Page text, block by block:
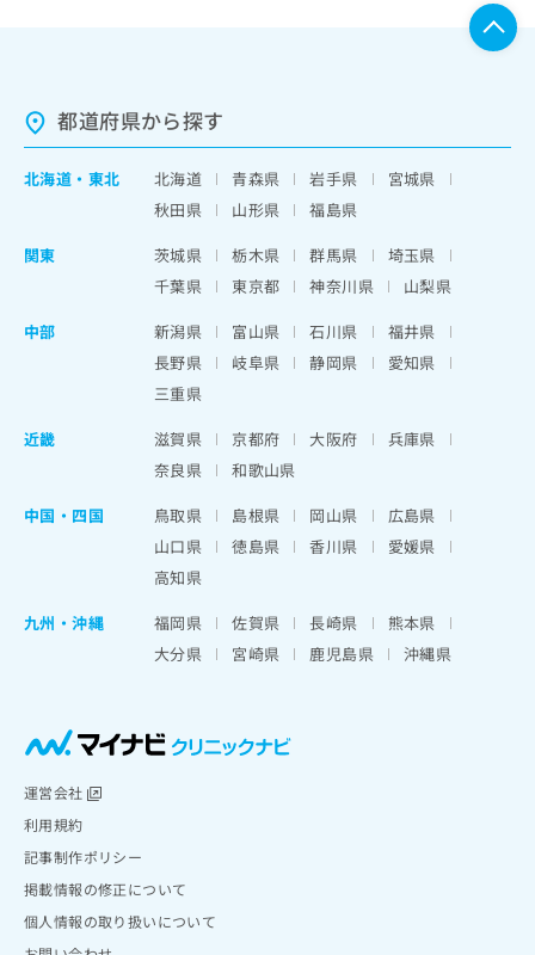
都道府県から探す
北海道 ・ 東北 北海道 青森県 岩手県
宮城県
秋田県
山形県
福島県
関東
茨城県 栃木県 群馬県
埼玉県
千葉県
東京都 神奈川県
山梨県
中部
新潟県 富山県 石川県
福井県
長野県
岐阜県 静岡県
愛知県
三重県
近畿
滋賀県 京都府 大阪府
兵庫県
奈良県
和歌山県
中国・四国
鳥取県 島根県 岡山県
広島県
山口県
徳島県 香川県
愛媛県
高知県
九州・沖縄
福岡県 佐賀県 長崎県
熊本県
大分県
宮崎県 鹿児島県 沖縄県
運営会社
利用規約
記事制作ポリシー
掲載情報の修正について
個人情報の取り扱いについて